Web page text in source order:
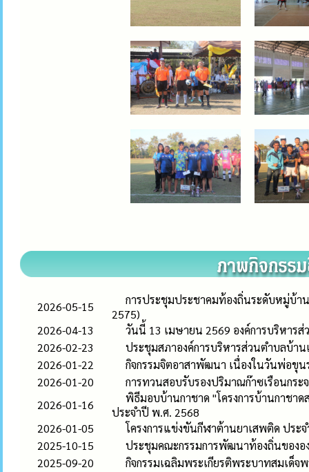
2026-05-15
การประชุมประชาคมท้องถิ่นระดับหมู่บ้
2575)
2026-04-13
วันนี้ 13 เมษายน 2569 องค์การบริหาร
2026-02-23
ประชุมสภาองค์การบริหารส่วนตำบลบ้าน
2026-01-22
กิจกรรมจิตอาสาพัฒนา เนื่องในวันพ่อขุ
2026-01-20
การทวนสอบรับรองปริมาณก๊าซเรือนกระ
2026-01-16
พิธีมอบบ้านกาชาด "โครงการบ้านกาชา
ประจำปี พ.ศ. 2568
2026-01-05
โครงการแข่งขันกีฬาต้านยาเสพติด ประ
2025-10-15
ประชุมคณะกรรมการพัฒนาท้องถิ่นของอ
2025-09-20
กิจกรรมเฉลิมพระเกียรติพระบาทสมเด็